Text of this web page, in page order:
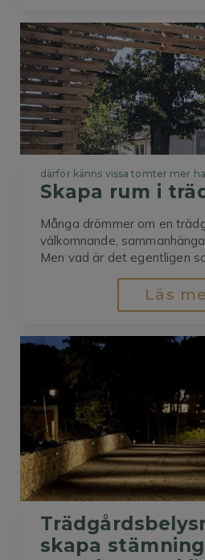
därför känns vissa tomter mer
Skapa rum i
Många drömmer om en
välkomnande,
Men vad är det egentligen
upplevs som “spretiga”? Ett
elementen inom
mina...
Läs
skapa